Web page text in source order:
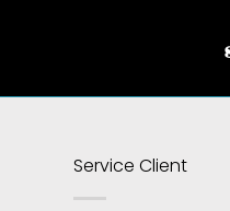
Service Client